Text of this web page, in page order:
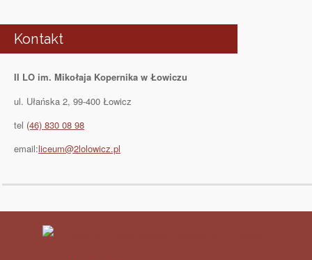
Kontakt
II LO im. Mikołaja Kopernika w Łowiczu
ul. Ułańska 2, 99-400 Łowicz
tel (46) 830 08 98
email:liceum@2lolowicz.pl